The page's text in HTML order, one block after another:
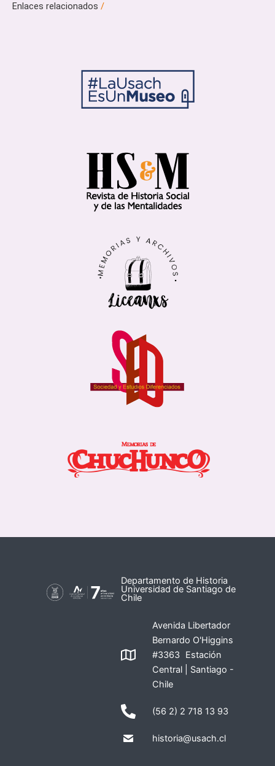
Enlaces relacionados /
Departamento de Historia
Universidad de Santiago de
Chile
Avenida Libertador
Bernardo O'Higgins
#3363 Estación
Central | Santiago -
Chile
(56 2) 2 718 13 93
historia@usach.cl